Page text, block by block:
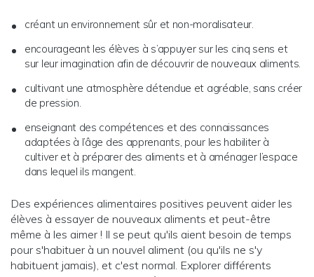
créant un environnement sûr et non-moralisateur.
encourageant les élèves à s’appuyer sur les cinq sens et
sur leur imagination afin de découvrir de nouveaux aliments.
cultivant une atmosphère détendue et agréable, sans créer
de pression.
enseignant des compétences et des connaissances
adaptées à l’âge des apprenants, pour les habiliter à
cultiver et à préparer des aliments et à aménager l’espace
dans lequel ils mangent.
Des expériences alimentaires positives peuvent aider les
élèves à essayer de nouveaux aliments et peut-être
même à les aimer ! Il se peut qu'ils aient besoin de temps
pour s'habituer à un nouvel aliment (ou qu'ils ne s'y
habituent jamais), et c'est normal. Explorer différents